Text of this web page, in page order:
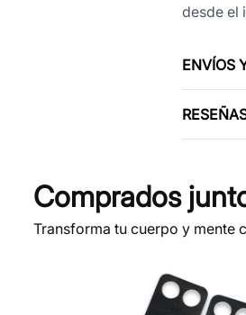
desde el
ENVÍOS
Comprados
Transforma tu cuerpo y mente